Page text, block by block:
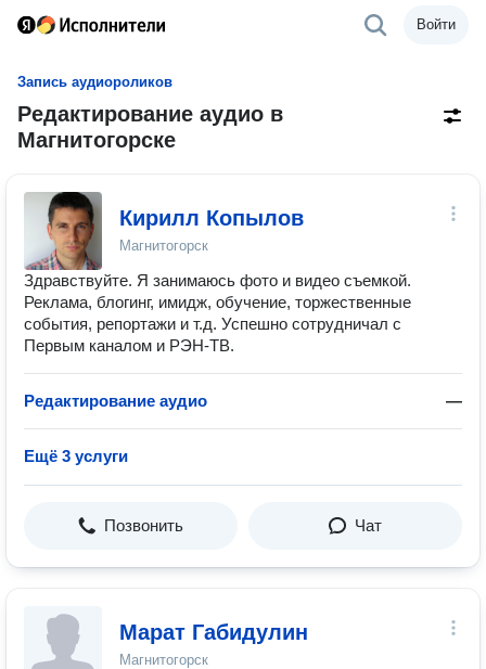
Войти
Запись аудиороликов
Редактирование аудио в
Магнитогорске
Кирилл Копылов
Магнитогорск
Здравствуйте. Я занимаюсь фото и видео съемкой.
Реклама, блогинг, имидж, обучение, торжественные
события, репортажи и т.д. Успешно сотрудничал с
Первым каналом и РЭН-ТВ.
Редактирование аудио —
Ещё 3 услуги
Позвонить Чат
Марат Габидулин
Магнитогорск